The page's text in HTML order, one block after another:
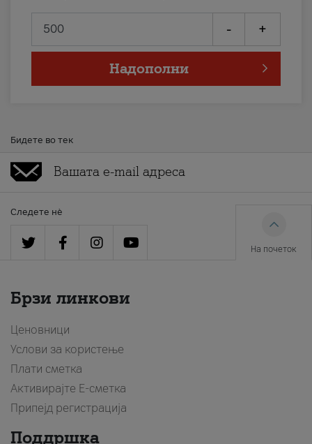
- +
Надополни
Бидете во тек
Следете нè
На почеток
Брзи линкови
Ценовници
Услови за користење
Плати сметка
Активирајте Е-сметка
Припејд регистрација
Поддршка